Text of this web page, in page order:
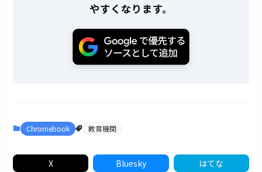
やすくなります。
Chromebook 教育機関
X Bluesky はてな